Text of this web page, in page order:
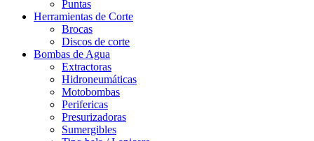
Puntas
Herramientas de Corte
Brocas
Discos de corte
Bombas de Agua
Extractoras
Hidroneumáticas
Motobombas
Perifericas
Presurizadoras
Sumergibles